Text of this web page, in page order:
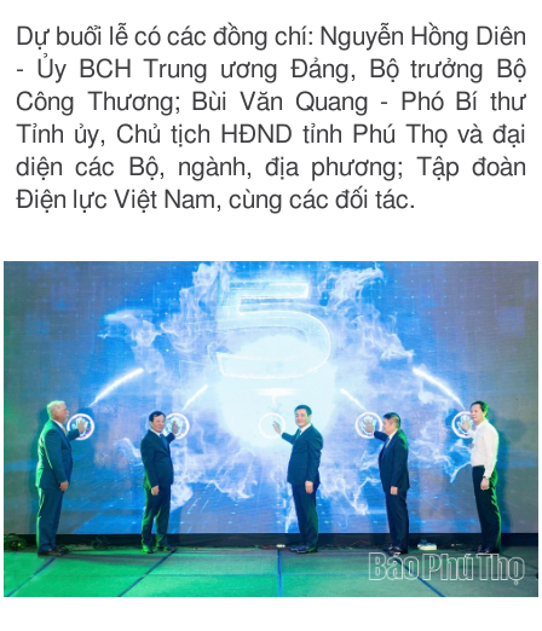
Dự buổi lễ có các đồng chí: Nguyễn Hồng Diên
- Ủy BCH Trung ương Đảng, Bộ trưởng Bộ
Công Thương; Bùi Văn Quang - Phó Bí thư
Tỉnh ủy, Chủ tịch HĐND tỉnh Phú Thọ và đại
diện các Bộ, ngành, địa phương; Tập đoàn
Điện lực Việt Nam, cùng các đối tác.